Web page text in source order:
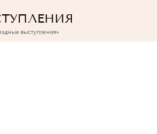
выступления»